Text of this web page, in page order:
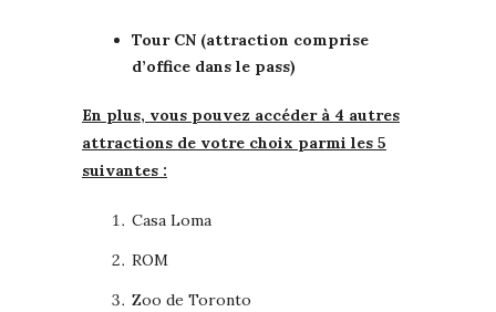
Tour CN (attraction comprise
d’office dans le pass)
En plus, vous pouvez accéder à 4 autres
attractions de votre choix parmi les 5
suivantes :
Casa Loma
ROM
Zoo de Toronto